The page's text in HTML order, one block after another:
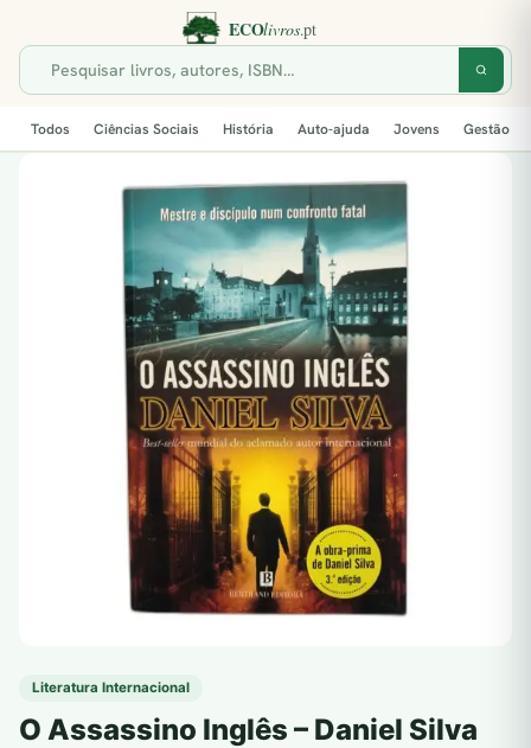
Todos Ciências Sociais História Auto-ajuda Jovens Gestão
Literatura Internacional
O Assassino Inglês – Daniel Silva